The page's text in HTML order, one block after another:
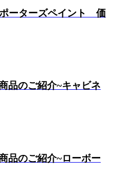
ーターズペイント 価
品のご紹介~キャビネ
品のご紹介~ローボー